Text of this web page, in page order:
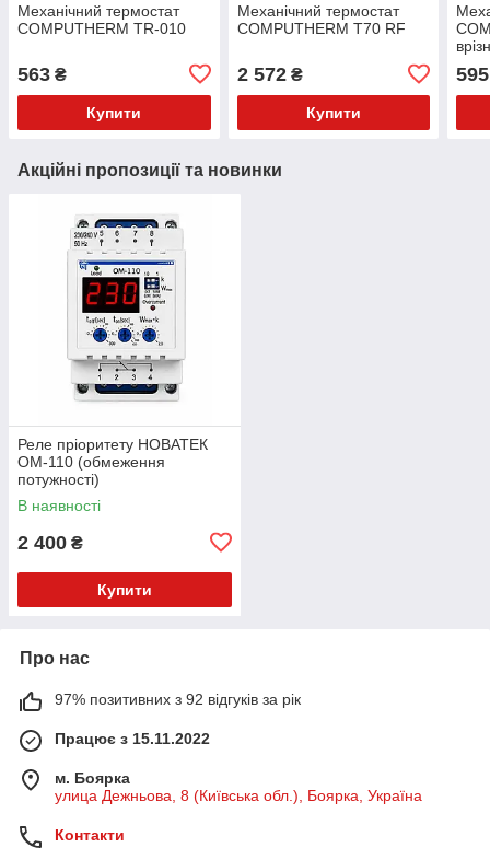
Механічний термостат
COMPUTHERM TR-010
563 ₴
Купити
Механічний термостат
COMPUTHERM T70 RF
2 572₴
Купити
595
Акційні пропозиції та новинки
Реле пріоритету НОВАТЕК
OM-110 (обмеження
потужності)
В наявності
2 400 ₴
Купити
Про нас
97% позитивних з 92 відгуків за рік
Працює з 15.11.2022
м. Боярка
улица Дежньова, 8 (Київська обл.), Боярка, Україна
Контакти